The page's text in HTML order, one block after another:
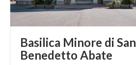
Basilica Minore di San
Benedetto Abate